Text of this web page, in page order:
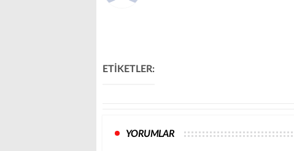
ETİKETLER:
YORUMLAR